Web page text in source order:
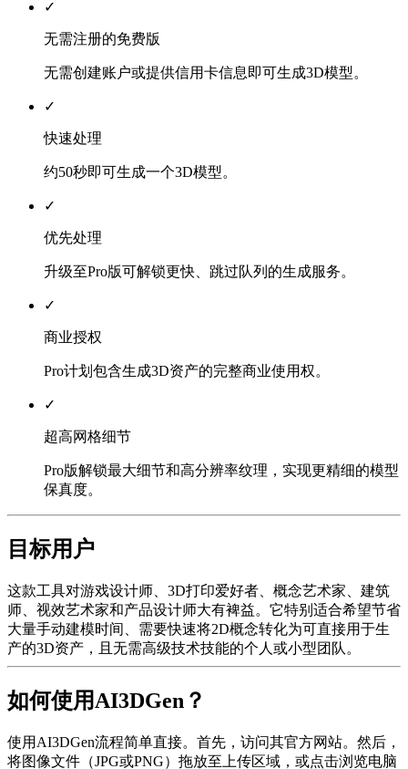
✓
无需注册的免费版
无需创建账户或提供信用卡信息即可生成3D模型。
✓
快速处理
约50秒即可生成一个3D模型。
✓
优先处理
升级至Pro版可解锁更快、跳过队列的生成服务。
✓
商业授权
Pro计划包含生成3D资产的完整商业使用权。
✓
超高网格细节
Pro版解锁最大细节和高分辨率纹理，实现更精细的模型
保真度。
目标用户
这款工具对游戏设计师、3D打印爱好者、概念艺术家、建筑
师、视效艺术家和产品设计师大有裨益。它特别适合希望节省
大量手动建模时间、需要快速将2D概念转化为可直接用于生
产的3D资产，且无需高级技术技能的个人或小型团队。
如何使用AI3DGen？
使用AI3DGen流程简单直接。首先，访问其官方网站。然后，
将图像文件（JPG或PNG）拖放至上传区域，或点击浏览电脑